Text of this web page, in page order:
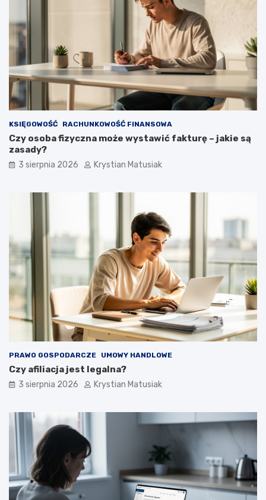
KSIĘGOWOŚĆ RACHUNKOWOŚĆ FINANSOWA
Czy osoba fizyczna może wystawić fakturę – jakie są
zasady?
3 sierpnia 2026 Krystian Matusiak
PRAWO GOSPODARCZE UMOWY HANDLOWE
Czy afiliacja jest legalna?
3 sierpnia 2026 Krystian Matusiak